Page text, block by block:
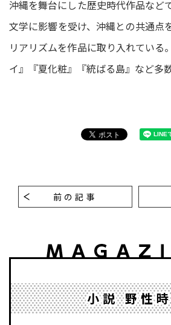
沖縄を舞台にした歴史時代作品など
文学に影響を受け、沖縄との共通点
リアリズムを作品に取り入れている
イ』『夏化粧』『統ばる島』など多数
前の記事
小説 野性